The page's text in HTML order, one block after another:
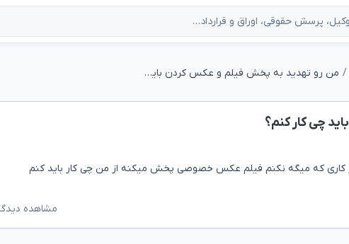
من رو تهدید به پخش فیلم و عکس کردن باید چی کار کنم؟
چی کار کنم؟
کاری که میگه نکنم فیلم عکس خصوصی پخش میکنه از من چی کار باید کنم
مشاهده